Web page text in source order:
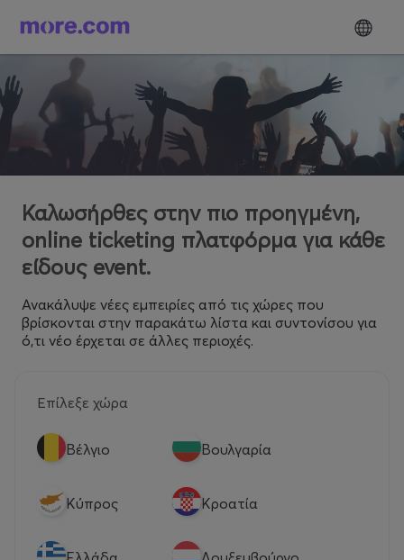
Καλωσήρθες στην πιο προηγμένη,
online ticketing πλατφόρμα για κάθε
είδους event.
Ανακάλυψε νέες εμπειρίες από τις χώρες που
βρίσκονται στην παρακάτω λίστα και συντονίσου για
ό,τι νέο έρχεται σε άλλες περιοχές.
Επίλεξε χώρα
Βέλγιο Βουλγαρία
Κύπρος Κροατία